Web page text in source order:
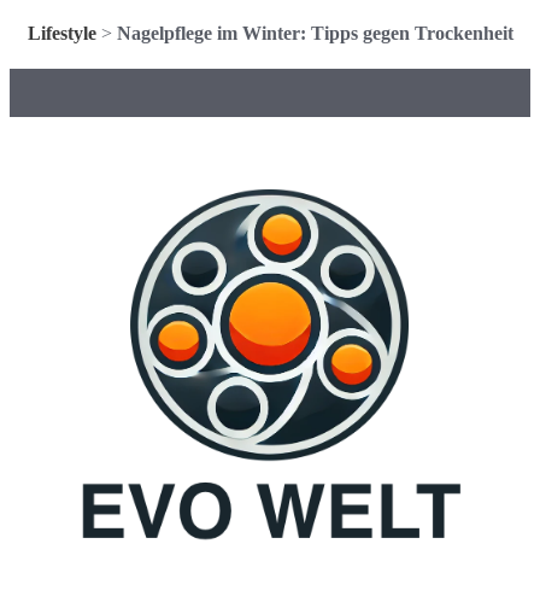
Lifestyle> Nagelpflege im Winter: Tipps gegen Trockenheit